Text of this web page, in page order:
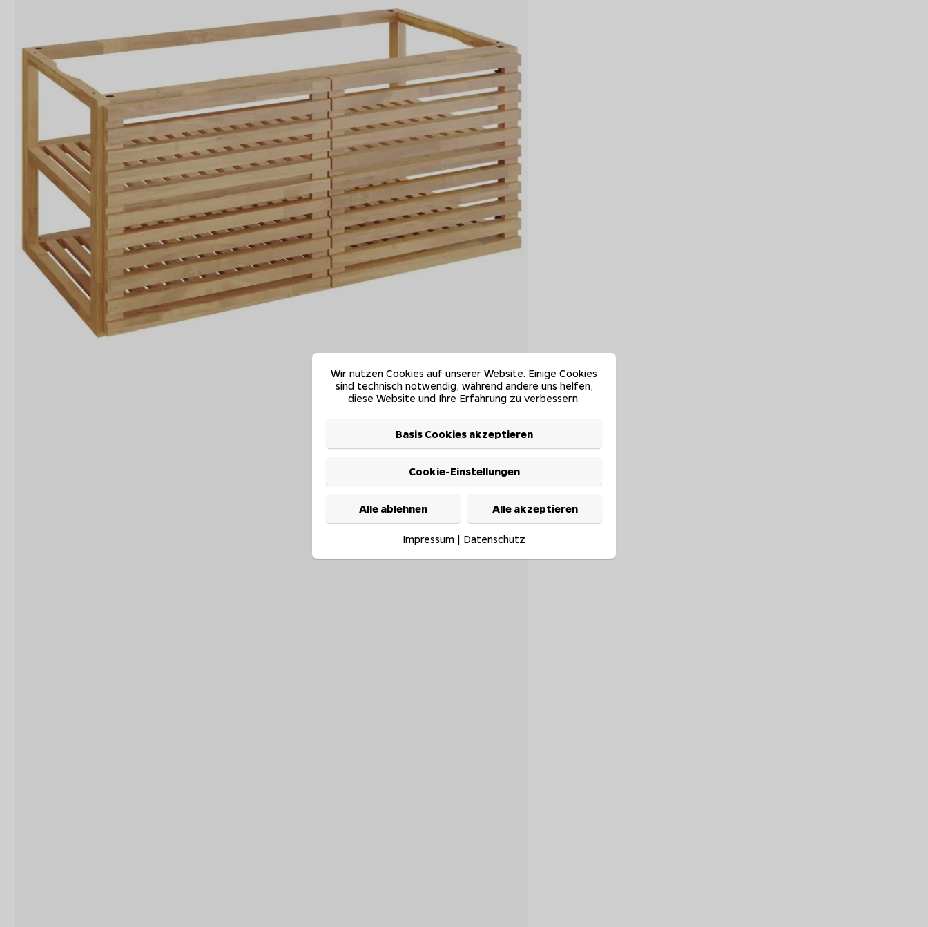
Wir nutzen Cookies auf unserer Website. Einige Cookies
sind technisch notwendig, während andere uns helfen,
diese Website und Ihre Erfahrung zu verbessern.
Basis Cookies akzeptieren
Cookie-Einstellungen
Alle ablehnen Alle akzeptieren
Impressum | Datenschutz